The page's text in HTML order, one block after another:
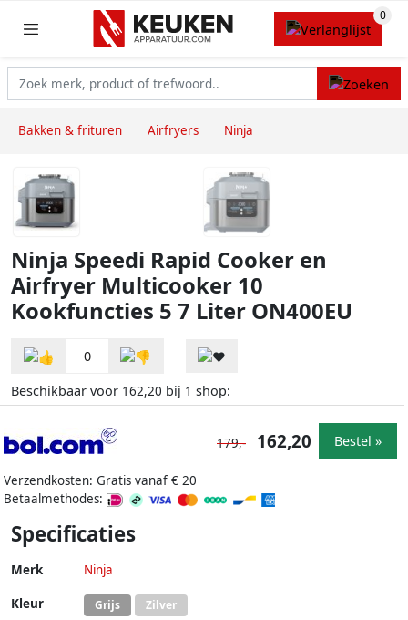
Bakken & frituren Airfryers Ninja
Ninja Speedi Rapid Cooker en
Airfryer Multicooker 10
Kookfuncties 5 7 Liter ON400EU
0
Beschikbaar voor 162,20 bij 1 shop:
Verzendkosten: Gratis vanaf € 20
Betaalmethodes:
179,- 162,20 Bestel »
Specificaties
Merk Ninja
Kleur Grijs Zilver